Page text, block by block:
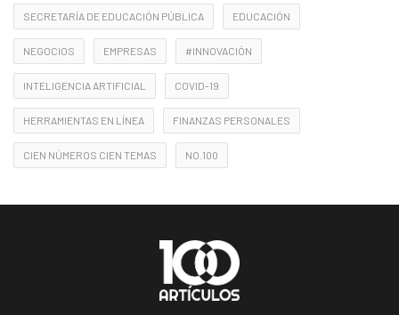
SECRETARÍA DE EDUCACIÓN PÚBLICA EDUCACIÓN
NEGOCIOS EMPRESAS #INNOVACIÓN
INTELIGENCIA ARTIFICIAL COVID-19
HERRAMIENTAS EN LÍNEA FINANZAS PERSONALES
CIEN NÚMEROS CIEN TEMAS NO.100